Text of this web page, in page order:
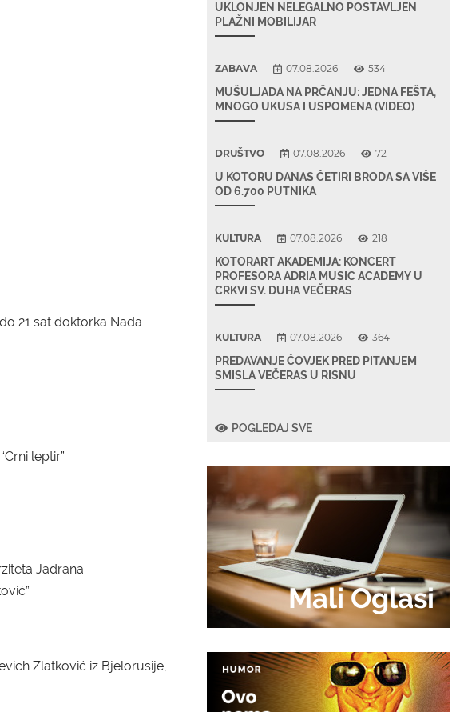
21 sat doktorka Nada
leptir”.
Jadrana –
Zlatković iz Bjelorusije,
UKLONJEN NELEGALNO POSTAVLJEN
PLAŽNI MOBILIJAR
ZABAVA 07.08.2026 534
MUŠULJADA NA PRČANJU: JEDNA FEŠTA,
MNOGO UKUSA I USPOMENA (VIDEO)
DRUŠTVO 07.08.2026 72
U KOTORU DANAS ČETIRI BRODA SA VIŠE
OD 6.700 PUTNIKA
KULTURA 07.08.2026 218
KOTORART AKADEMIJA: KONCERT
PROFESORA ADRIA MUSIC ACADEMY U
CRKVI SV. DUHA VEČERAS
KULTURA 07.08.2026 364
PREDAVANJE ČOVJEK PRED PITANJEM
SMISLA VEČERAS U RISNU
POGLEDAJ SVE
Mali Oglasi